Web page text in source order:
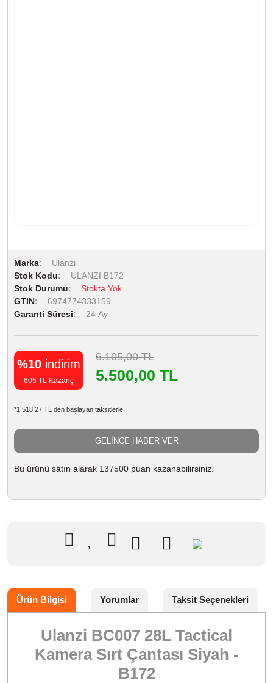
Marka
Ulanzi
Stok Kodu
ULANZI B172
Stok Durumu
Stokta Yok
GTIN
6974774333159
Garanti Süresi
24 Ay
%10 indirim
605 TL Kazanç
6.105,00 TL
5.500,00 TL
*1.518,27 TL den başlayan taksitlerle!!
GELİNCE HABER VER
Bu ürünü satın alarak 137500 puan kazanabilirsiniz.
Ürün Bilgisi Yorumlar Taksit Seçenekleri
Ulanzi BC007 28L Tactical
Kamera Sırt Çantası Siyah -
B172